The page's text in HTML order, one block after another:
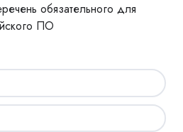
обязательного для
ПО